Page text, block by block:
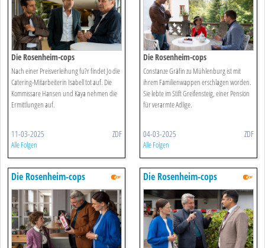
Die Rosenheim-cops
Nach einer Preisverleihung fu?r findet Jo die
Catering-Mitarbeiterin Isabell tot auf. Die
Kommissare Hansen und Kaya nehmen die
Ermittlungen auf.
11-03-2025 ZDF
Alle Folgen
Die Rosenheim-cops
Constanze Gräfin zu Mühlenburg ist mit
ihrem Familienwappen erschlagen worden.
Sie lebte im Stift Greifensteig, einer Pension
für verarmte Adlige.
04-03-2025 ZDF
Alle Folgen
Die Rosenheim-cops Die Rosenheim-cops